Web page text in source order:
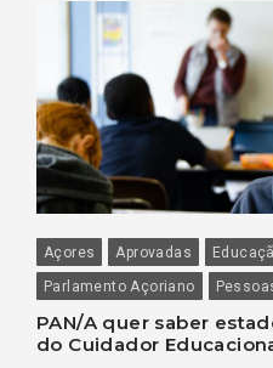
Açores Aprovadas
Parlamento Açoriano
PAN/A quer saber
do Cuidador